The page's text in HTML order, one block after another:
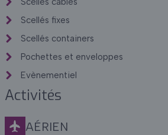
Scellés fixes
Scellés containers
Pochettes et enveloppes
Evènementiel
Activités
AÉRIEN